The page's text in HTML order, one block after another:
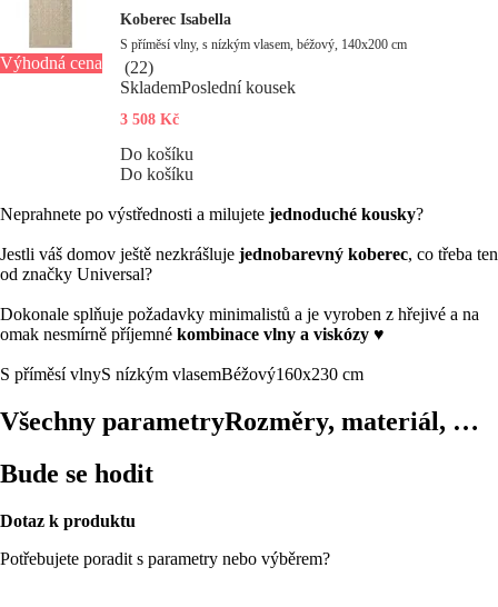
Výhodná cena
Koberec Isabella
S příměsí vlny, s nízkým vlasem, béžový, 140x200 cm
(22)
SklademPoslední kousek
3 508 Kč
Do košíku
Do košíku
Neprahnete po výstřednosti a milujete jednoduché kousky?
Jestli váš domov ještě nezkrášluje jednobarevný koberec, co třeba ten
od značky Universal?
Dokonale splňuje požadavky minimalistů a je vyroben z hřejivé a na
omak nesmírně příjemné kombinace vlny a viskózy ♥
S příměsí vlnyS nízkým vlasemBéžový160x230 cm
Všechny parametryRozměry, materiál, …
Bude se hodit
Dotaz k produktu
Potřebujete poradit s parametry nebo výběrem?